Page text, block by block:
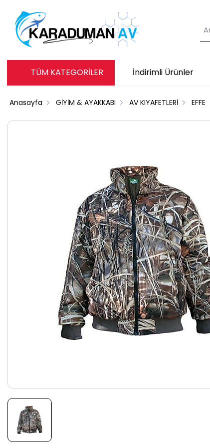
TÜM KATEGORİLER İndirimli Ürünler
Anasayfa GİYİM & AYAKKABI AV KIYAFETLERİ EFFE